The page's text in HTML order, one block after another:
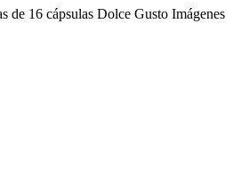
de 16 cápsulas Dolce Gusto Imágenes